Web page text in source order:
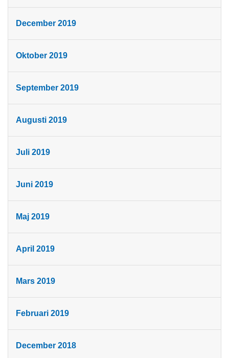
December 2019
Oktober 2019
September 2019
Augusti 2019
Juli 2019
Juni 2019
Maj 2019
April 2019
Mars 2019
Februari 2019
December 2018